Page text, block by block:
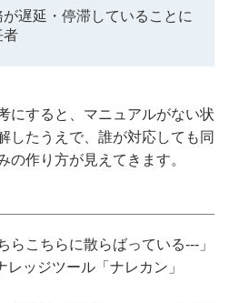
遅延・停滞していることに
者
にすると、マニュアルがない状
したうえで、誰が対応しても同
の作り方が見えてきます。
らこちらに散らばっている---」
レッジツール「ナレカン」